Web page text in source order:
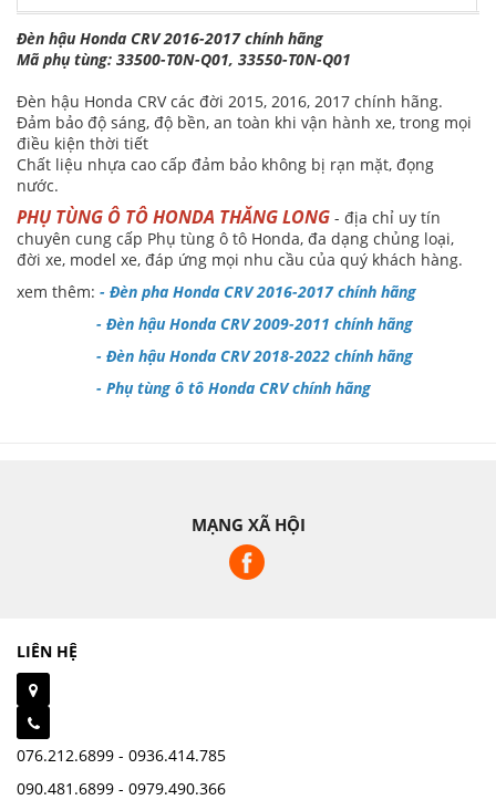
Đèn hậu Honda CRV 2016-2017 chính hãng
Mã phụ tùng: 33500-T0N-Q01, 33550-T0N-Q01
Đèn hậu Honda CRV các đời 2015, 2016, 2017 chính hãng.
Đảm bảo độ sáng, độ bền, an toàn khi vận hành xe, trong mọi
điều kiện thời tiết
Chất liệu nhựa cao cấp đảm bảo không bị rạn mặt, đọng
nước.
PHỤ TÙNG Ô TÔ HONDA THĂNG LONG - địa chỉ uy tín
chuyên cung cấp Phụ tùng ô tô Honda, đa dạng chủng loại,
đời xe, model xe, đáp ứng mọi nhu cầu của quý khách hàng.
xem thêm: - Đèn pha Honda CRV 2016-2017 chính hãng
- Đèn hậu Honda CRV 2009-2011 chính hãng
- Đèn hậu Honda CRV 2018-2022 chính hãng
- Phụ tùng ô tô Honda CRV chính hãng
MẠNG XÃ HỘI
LIÊN HỆ
076.212.6899 - 0936.414.785
090.481.6899 - 0979.490.366